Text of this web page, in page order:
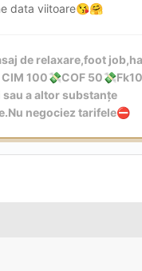
data viitoare😘🤗
de relaxare,foot
100💸COF 50💸
a altor substanțe
negociez tarifele⛔